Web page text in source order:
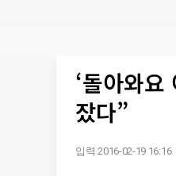
‘돌아와
잤다”
입력 2016-02-19 16:16